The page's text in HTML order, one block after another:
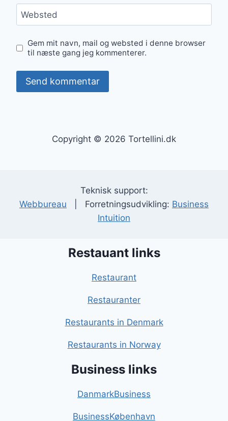
Websted
Gem mit navn, mail og websted i denne browser
til næste gang jeg kommenterer.
Copyright © 2026 Tortellini.dk
Teknisk support:
Webbureau | Forretningsudvikling: Business
Intuition
Restauant links
Restaurant
Restauranter
Restaurants in Denmark
Restaurants in Norway
Business links
DanmarkBusiness
BusinessKøbenhavn